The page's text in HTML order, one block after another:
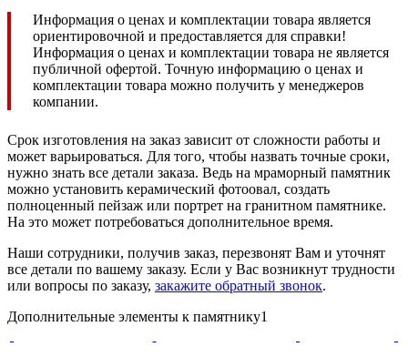
Информация о ценах и комплектации товара является
ориентировочной и предоставляется для справки!
Информация о ценах и комплектации товара не является
публичной офертой. Точную информацию о ценах и
комплектации товара можно получить у менеджеров
компании.
Срок изготовления на заказ зависит от сложности работы и
может варьироваться. Для того, чтобы назвать точные сроки,
нужно знать все детали заказа. Ведь на мраморный памятник
можно установить керамический фотоовал, создать
полноценный пейзаж или портрет на гранитном памятнике.
На это может потребоваться дополнительное время.
Наши сотрудники, получив заказ, перезвонят Вам и уточнят
все детали по вашему заказу. Если у Вас возникнут трудности
или вопросы по заказу, закажите обратный звонок.
Дополнительные элементы к памятнику1